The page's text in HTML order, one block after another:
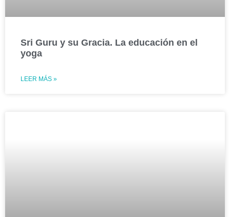
Sri Guru y su Gracia. La educación en el
yoga
LEER MÁS »